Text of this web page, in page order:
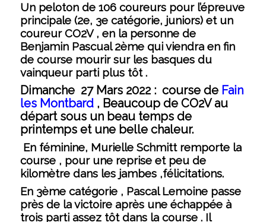
Un peloton de 106 coureurs pour l’épreuve
principale (2e, 3e catégorie, juniors) et un
coureur CO2V , en la personne de
Benjamin Pascual 2ème qui viendra en fin
de course mourir sur les basques du
vainqueur parti plus tôt .
Dimanche 27 Mars 2022 : course de Fain
les Montbard, Beaucoup de CO2V au
départ sous un beau temps de
printemps et une belle chaleur.
En féminine, Murielle Schmitt remporte la
course , pour une reprise et peu de
kilomètre dans les jambes ,félicitations.
En 3ème catégorie , Pascal Lemoine passe
près de la victoire après une échappée à
trois parti assez tôt dans la course . Il